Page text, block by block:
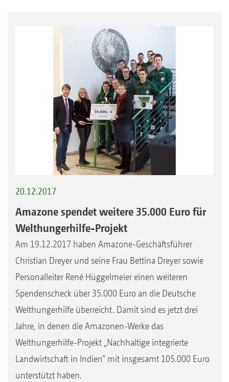
20.12.2017
Amazone spendet weitere 35.000 Euro für
Welthungerhilfe-Projekt
Am 19.12.2017 haben Amazone-Geschäftsführer
Christian Dreyer und seine Frau Bettina Dreyer sowie
Personalleiter René Hüggelmeier einen weiteren
Spendenscheck über 35.000 Euro an die Deutsche
Welthungerhilfe überreicht. Damit sind es jetzt drei
Jahre, in denen die Amazonen-Werke das
Welthungerhilfe-Projekt „Nachhaltige integrierte
Landwirtschaft in Indien“ mit insgesamt 105.000 Euro
unterstützt haben.